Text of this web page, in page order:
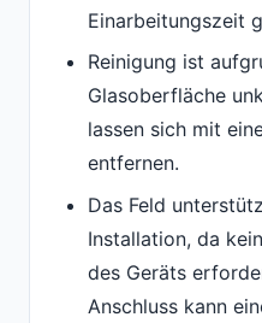
Einarbeitungszeit
Reinigung ist
Glasoberfläche
lassen sich mit
entfernen.
Das Feld
Installation, da
des Geräts
Anschluss kann